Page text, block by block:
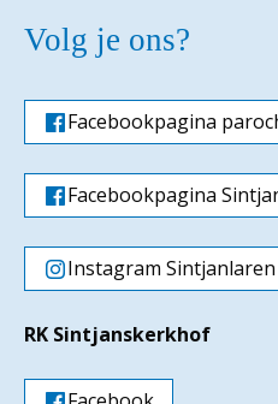
Volg je ons?
Facebookpagina
Facebookpagina
Instagram Sintjanlaren
RK Sintjanskerkhof